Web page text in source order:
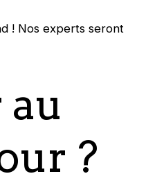
! Nos experts seront
?